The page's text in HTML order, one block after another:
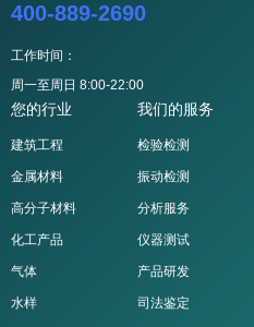
400-889-2690
工作时间：
周一至周日 8:00-22:00
您的行业
建筑工程
金属材料
高分子材料
化工产品
气体
水样
我们的服务
检验检测
振动检测
分析服务
仪器测试
产品研发
司法鉴定